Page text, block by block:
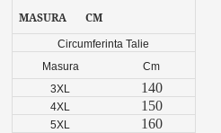
MASURA CM
Circumferinta Talie
Masura
Cm
3XL
140
4XL 150
5XL 160